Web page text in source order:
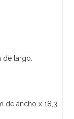
de largo.
de ancho x 18,3